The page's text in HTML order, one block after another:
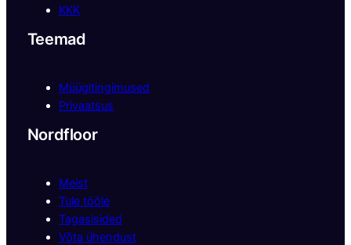
KKK
Teemad
Müügitingimused
Privaatsus
Nordfloor
Meist
Tule tööle
Tagasisided
Võta ühendust